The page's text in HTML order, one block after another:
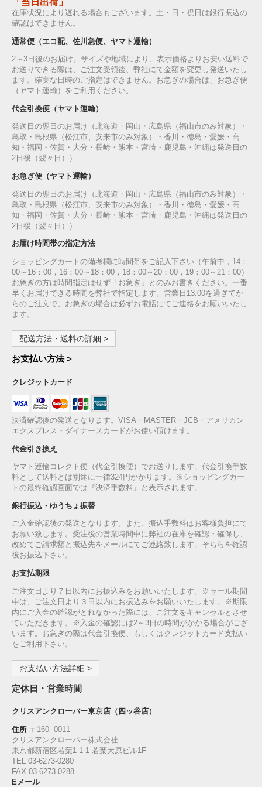
「当日出荷」
在庫状況により遅れる場合もございます。土・日・祝日は銀行振込の
確認はできません。
通常便（エコ配、佐川急便、ヤマト運輸）
2～3日後のお届け。サイズや地域により、表示価格よりお安い送料で
お送りできる際は、ご注文受領後、弊社にて金額を変更し発送いたし
ます。確実な日時のご指定はできません。お急ぎの場合は、お急ぎ便
（ヤマト運輸）をご利用ください。
代金引換便（ヤマト運輸）
発送日の翌日のお届け（北海道・岡山・広島県（福山市のみ対象）・
鳥取・島根県（松江市、安来市のみ対象）・香川・徳島・愛媛・高
知・福岡・佐賀・大分・長崎・熊本・宮崎・鹿児島・沖縄は発送日の
2日後（翌々日））
お急ぎ便（ヤマト運輸）
発送日の翌日のお届け（北海道・岡山・広島県（福山市のみ対象）・
鳥取・島根県（松江市、安来市のみ対象）・香川・徳島・愛媛・高
知・福岡・佐賀・大分・長崎・熊本・宮崎・鹿児島・沖縄は発送日の
2日後（翌々日））
お届け時間帯の指定方法
ショッピングカートの備考欄に時間帯をご記入下さい（午前中，14：
00～16：00，16：00～18：00，18：00～20：00，19：00～21：00）
お急ぎの方は時間指定はせず「お急ぎ」とのみお書きください。一番
早くお届けできる時間を弊社で指定します。営業日13:00を過ぎてか
らのご注文で、お急ぎの場合は必ずお電話にてご連絡をお願いいたし
ます。
配送方法・送料の詳細 >
お支払い方法 >
クレジットカード
決済確認後の発送となります。VISA・MASTER・JCB・アメリカン
エクスプレス・ダイナースカードがお使い頂けます。
代金引き換え
ヤマト運輸コレクト便（代金引換便）でお送りします。代金引換手数
料として送料とは別途に一律324円かかります。※ショッピングカー
トの最終確認画面では『決済手数料』と表示されます。
銀行振込・ゆうちょ振替
ご入金確認後の発送となります。また、振込手数料はお客様負担にて
お願い致します。受注後の営業時間中に弊社の在庫を確認・確保し、
改めてご請求額と振込先をメールにてご連絡致します。そちらを確認
後お振込下さい。
お支払期限
ご注文日より７日以内にお振込みをお願いいたします。※セール期間
中は、ご注文日より３日以内にお振込みをお願いいたします。※期限
内にご入金の確認がとれなかった際には、ご注文をキャンセルとさせ
ていただきます。※入金の確認には2～3日の時間がかかる場合がござ
います。お急ぎの際は代金引換便、もしくはクレジットカード支払い
をご利用下さい。
お支払い方法詳細 >
定休日・営業時間
クリスアンクローバー東京店（四ッ谷店）
住所 〒160‐ 0011
クリスアンクローバー株式会社
東京都新宿区若葉1‐1-1 若葉大原ビル1F
TEL 03-6273-0280
FAX 03-6273-0288
Eメール